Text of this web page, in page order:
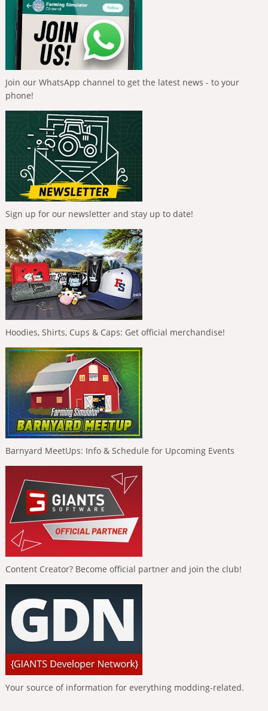
Join our WhatsApp channel to get the latest news - to your
phone!
Sign up for our newsletter and stay up to date!
Hoodies, Shirts, Cups & Caps: Get official merchandise!
Barnyard MeetUps: Info & Schedule for Upcoming Events
Content Creator? Become official partner and join the club!
Your source of information for everything modding-related.